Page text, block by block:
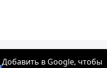
Добавить в Google, чтобы